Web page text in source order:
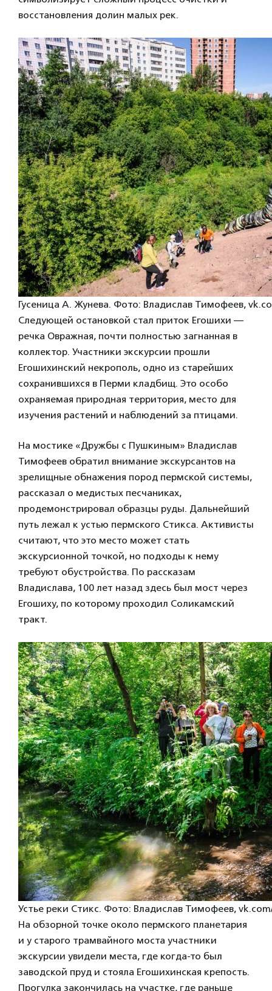
восстановления долин малых рек.
Гусеница А. Жунева. Фото: Владислав Тимофеев,
Следующей остановкой стал приток Егошихи —
речка Овражная, почти полностью загнанная в
коллектор. Участники экскурсии прошли
Егошихинский некрополь, одно из старейших
сохранившихся в Перми кладбищ. Это особо
охраняемая природная территория, место для
изучения растений и наблюдений за птицами.
На мостике «Дружбы с Пушкиным» Владислав
Тимофеев обратил внимание экскурсантов на
зрелищные обнажения пород пермской системы,
рассказал о медистых песчаниках,
продемонстрировал образцы руды. Дальнейший
путь лежал к устью пермского Стикса. Активисты
считают, что это место может стать
экскурсионной точкой, но подходы к нему
требуют обустройства. По рассказам
Владислава, 100 лет назад здесь был мост через
Егошиху, по которому проходил Соликамский
тракт.
Устье реки Стикс. Фото: Владислав Тимофеев,
На обзорной точке около пермского планетария
и у старого трамвайного моста участники
экскурсии увидели места, где когда-то был
заводской пруд и стояла Егошихинская крепость.
Прогулка закончилась на участке, где раньше